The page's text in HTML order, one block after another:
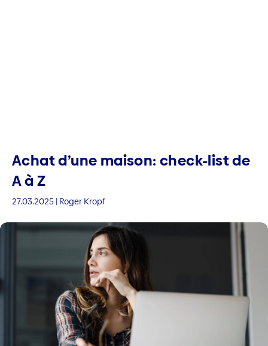
Achat d’une maison: check-list de
A à Z
27.03.2025 | Roger Kropf